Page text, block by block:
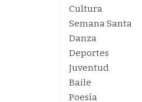
Cultura
Semana Santa
Danza
Deportes
Juventud
Baile
Poesía